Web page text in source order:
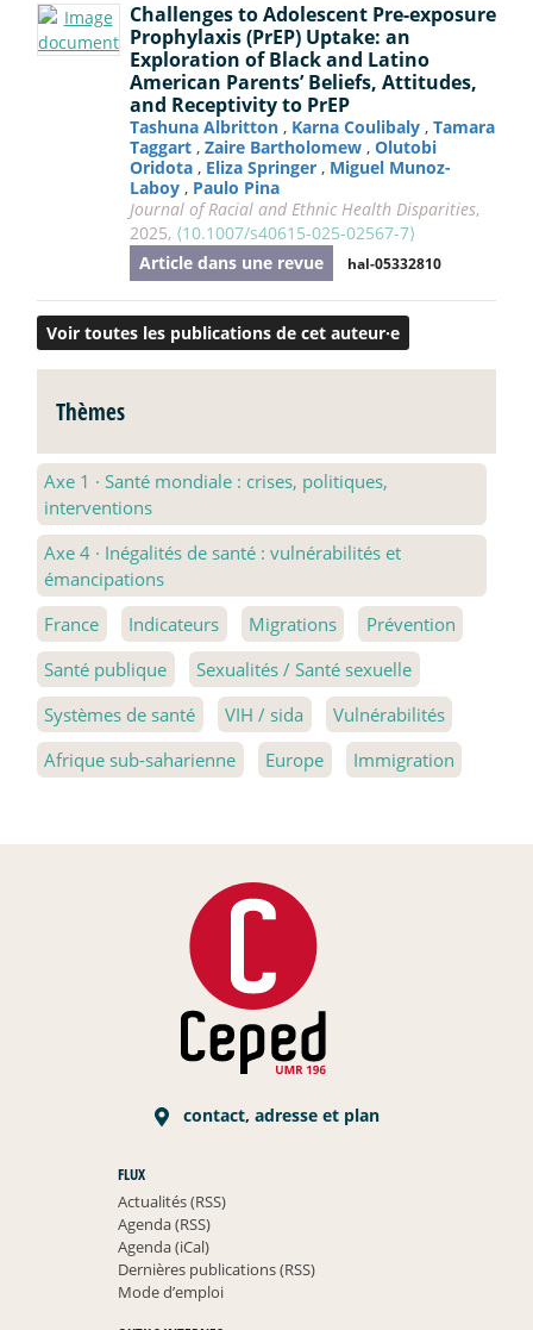
Challenges to Adolescent Pre-exposure
Prophylaxis (PrEP) Uptake: an
Exploration of Black and Latino
American Parents’ Beliefs, Attitudes,
and Receptivity to PrEP
Tashuna Albritton , Karna Coulibaly , Tamara
Taggart , Zaire Bartholomew , Olutobi
Oridota , Eliza Springer , Miguel Munoz-
Laboy , Paulo Pina
Journal of Racial and Ethnic Health Disparities,
2025, ⟨10.1007/s40615-025-02567-7⟩
Article dans une revue
hal-05332810
Voir toutes les publications de cet auteur·e
Thèmes
Axe 1 · Santé mondiale : crises, politiques,
interventions
Axe 4 · Inégalités de santé : vulnérabilités et
émancipations
France
Indicateurs Migrations
Prévention
Santé publique
Sexualités / Santé sexuelle
Systèmes de santé
VIH / sida
Vulnérabilités
Afrique sub-saharienne
Europe Immigration
contact, adresse et plan
FLUX
Actualités (RSS)
Agenda (RSS)
Agenda (iCal)
Dernières publications (RSS)
Mode d’emploi